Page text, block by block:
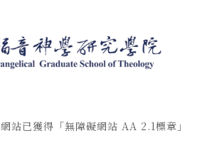
網站已獲得「無障礙網站 AA 2.1標章」